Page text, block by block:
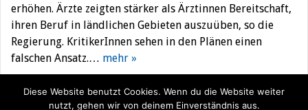
erhöhen. Ärzte zeigten stärker als Ärztinnen Bereitschaft,
ihren Beruf in ländlichen Gebieten auszuüben, so die
Regierung. KritikerInnen sehen in den Plänen einen
falschen Ansatz.… mehr »
Diese Website benutzt Cookies. Wenn du die Website weiter
nutzt, gehen wir von deinem Einverständnis aus.